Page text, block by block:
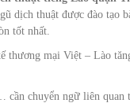
dịch thuật được đào tạo
tốt nhất.
thương mại Việt – Lào
chuyển ngữ liên